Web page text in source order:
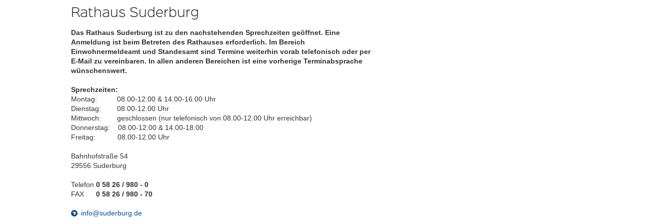
Rathaus Suderburg
Das Rathaus Suderburg ist zu den nachstehenden Sprechzeiten geöffnet. Eine
Anmeldung ist beim Betreten des Rathauses erforderlich. Im Bereich
Einwohnermeldeamt und Standesamt sind Termine weiterhin vorab telefonisch oder per
E-Mail zu vereinbaren. In allen anderen Bereichen ist eine vorherige Terminabsprache
wünschenswert.
Sprechzeiten:
Montag: 08.00-12.00 & 14.00-16.00 Uhr
Dienstag: 08.00-12.00 Uhr
Mittwoch: geschlossen (nur telefonisch von 08.00-12.00 Uhr erreichbar)
Donnerstag: 08.00-12.00 & 14.00-18.00
Freitag: 08.00-12.00 Uhr
Bahnhofstraße 54
29556 Suderburg
Telefon 0 58 26 / 980 - 0
FAX 0 58 26 / 980 - 70
info@suderburg.de